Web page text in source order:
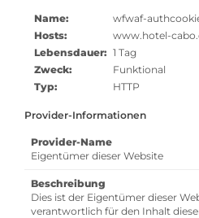
Name:
wfwaf-
Hosts:
www.hotel-
Lebensdauer: 1 Tag
Zweck:
Funktional
Typ:
HTTP
Provider-Informationen
Provider-Name
Eigentümer dieser Website
Beschreibung
Dies ist der Eigentümer dieser
verantwortlich für den Inhalt